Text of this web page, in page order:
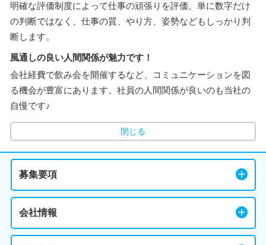
明確な評価制度によって仕事の頑張りを評価。単に数字だけ
の判断ではなく、仕事の質、やり方、姿勢などもしっかり判
断します。
風通しの良い人間関係が魅力です！
会社経費で飲み会を開催するなど、コミュニケーションを図
る機会が豊富にあります。社員の人間関係が良いのも当社の
自慢です♪
閉じる
募集要項
会社情報